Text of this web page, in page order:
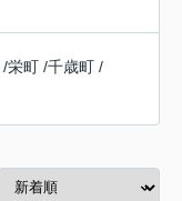
/栄町 /千歳町 /